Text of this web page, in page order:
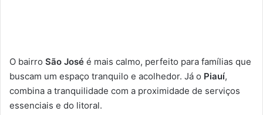
O bairro São José é mais calmo, perfeito para famílias que
buscam um espaço tranquilo e acolhedor. Já o Piauí,
combina a tranquilidade com a proximidade de serviços
essenciais e do litoral.